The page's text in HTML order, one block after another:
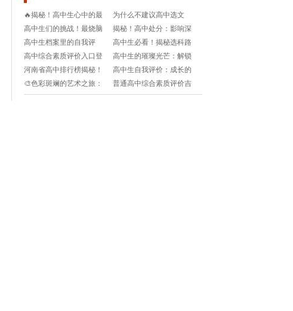
🔥揭秘！高中生心中的最
佳在线辅导班哪家最靠
谱？🏆
为什么不建议高中选文
科？📚是兴趣还是现实考
量？🤔
高中生们的挑战！最烧脑
的文言文大揭秘🔍📚
揭秘！高中处分：影响深
藏不露，后果你知否?
高中生档案里的自我评
价，闪耀未来的关键名片!
高中生必看！揭秘选科路
上的黄金策略👑
高中综合素质评价入口登
录天津？🎓怎么操作？手
把手教你搞定！✨
高中生的璀璨光芒：解锁
20个让人惊叹的优点!
河南省高中排行榜揭秘！
谁才是学霸界的扛把子？
🏆🎓
高中生自我评价：成长的
印记，未来的钥匙🔑📝
🎨色彩斑斓的艺术之旅：
高中美术鉴赏教案指南🎨
普通高中综合素质评价吉
林省？🧐如何科学记录孩